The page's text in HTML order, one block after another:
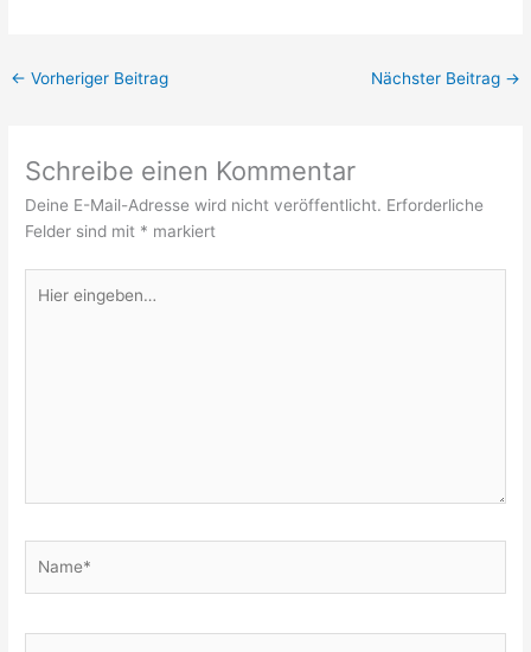
← Vorheriger Beitrag Nächster Beitrag →
Schreibe einen Kommentar
Deine E-Mail-Adresse wird nicht veröffentlicht. Erforderliche
Felder sind mit * markiert
eingeben…